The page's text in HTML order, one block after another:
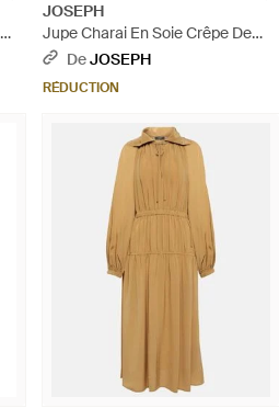
JOSEPH
Jupe Charai En Soie Crêpe De
Chine - Rouge
DeJOSEPH
RÉDUCTION